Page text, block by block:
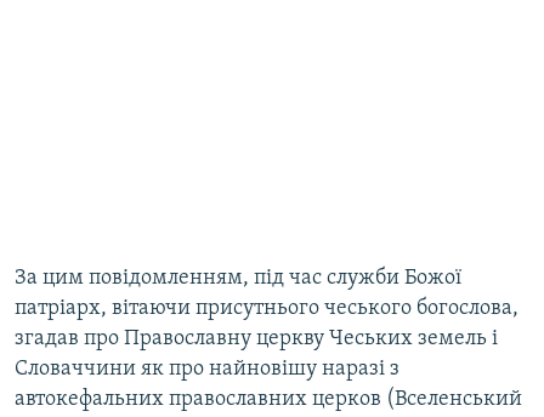
За цим повідомленням, під час служби Божої
патріарх, вітаючи присутнього чеського богослова,
згадав про Православну церкву Чеських земель і
Словаччини як про найновішу наразі з
автокефальних православних церков (Вселенський